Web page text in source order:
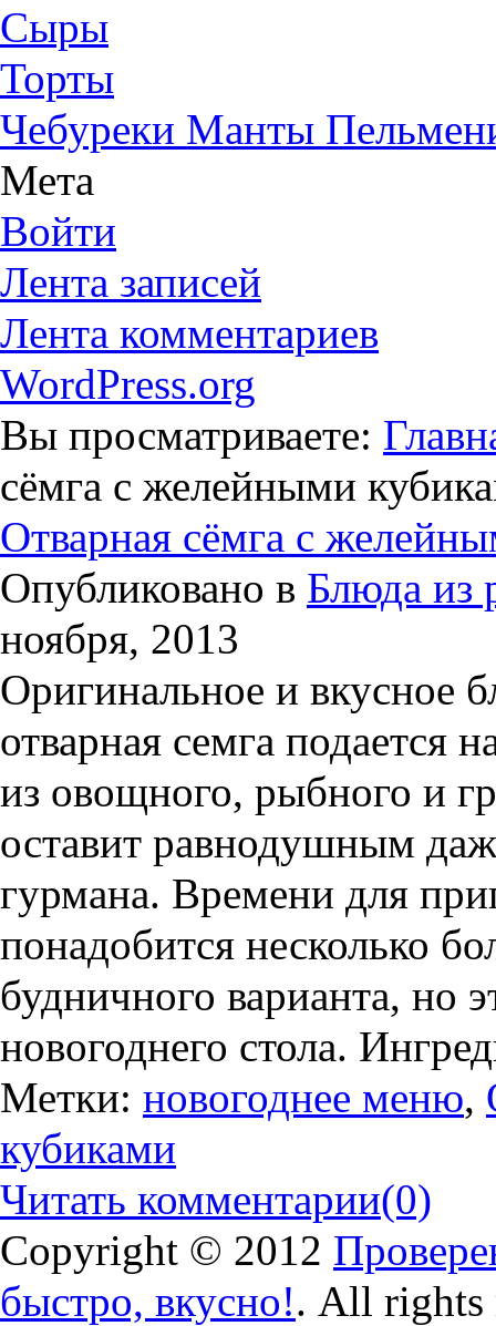
Сыры
Торты
Чебуреки Манты
Мета
Войти
Лента записей
Лента комментариев
WordPress.org
Вы просматриваете:
сёмга с желейными
Отварная сёмга с
Опубликовано в Блюда из
ноября, 2013
Оригинальное и вкусное
отварная семга подается
из овощного, рыбного и
оставит равнодушным
гурмана. Времени для
понадобится несколько
будничного варианта, но
новогоднего стола.
Метки: новогоднее меню,
кубиками
Читать комментарии(0)
Copyright © 2012
быстро, вкусно!. All rights